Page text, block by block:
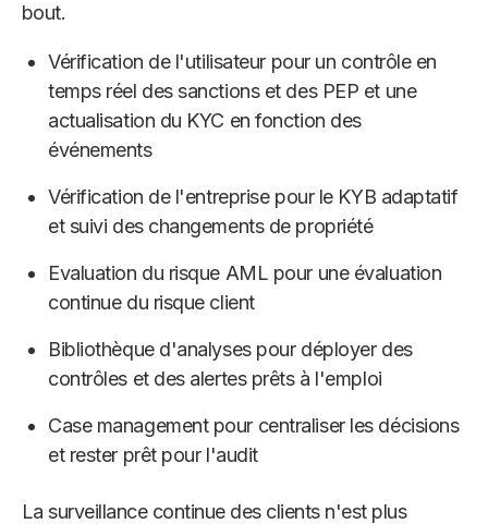
bout.
Vérification de l'utilisateur pour un contrôle en
temps réel des sanctions et des PEP et une
actualisation du KYC en fonction des
événements
Vérification de l'entreprise pour le KYB adaptatif
et suivi des changements de propriété
Evaluation du risque AML pour une évaluation
continue du risque client
Bibliothèque d'analyses pour déployer des
contrôles et des alertes prêts à l'emploi
Case management pour centraliser les décisions
et rester prêt pour l'audit
La surveillance continue des clients n'est plus